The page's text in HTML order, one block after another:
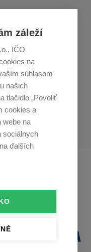
záleží
IČO
na
súhlasom
našich
tlačidlo „Povoliť
cookies a
webe na
sociálnych
ďalších